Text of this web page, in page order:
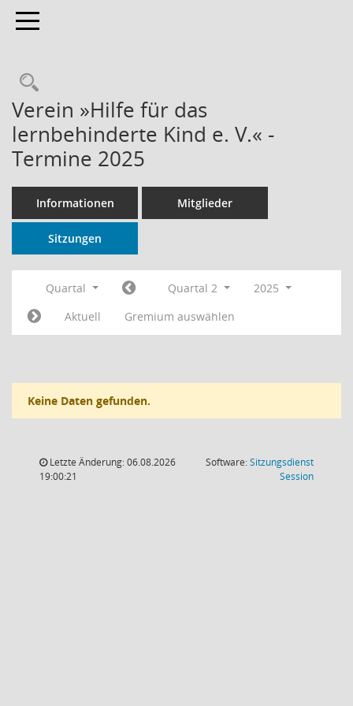
Toggle navigation
Rechercheauswahl
Verein »Hilfe für das
lernbehinderte Kind e. V.« -
Termine 2025
Informationen Mitglieder
Sitzungen
Quartal Quartal 2
2025
Aktuell
Gremium auswählen
Keine Daten gefunden.
Letzte Änderung: 06.08.2026
19:00:21
Software:Sitzungsdienst
Session(Wird in